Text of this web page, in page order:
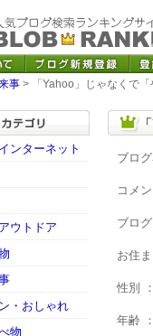
事 > 「Yahoo」じゃなくで
ンターネット
ウトドア
・おしゃれ
物
ブログ
コメン
ブログ
お住ま
性別 ：
年齢 ：